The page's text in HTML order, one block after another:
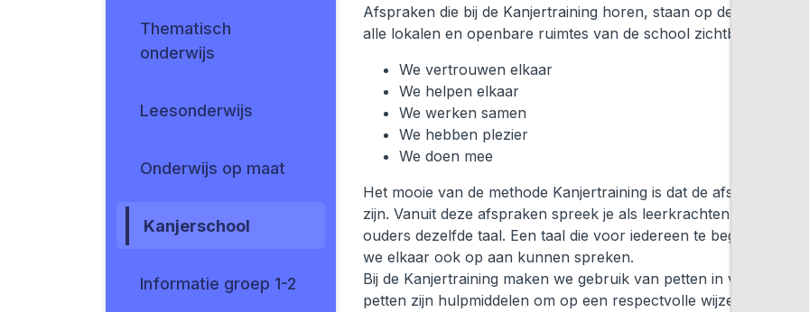
Kennismaking
Thematisch
onderwijs
Leesonderwijs
Onderwijs op maat
Kanjerschool
Informatie groep 1-2
Afspraken die bij de Kanjertraining horen, staan op de posters,
alle lokalen en openbare ruimtes van de school zichtbaar zijn:
We vertrouwen elkaar
We helpen elkaar
We werken samen
We hebben plezier
We doen mee
Het mooie van de methode Kanjertraining is dat de afspraken
zijn. Vanuit deze afspraken spreek je als leerkrachten, kinderen
ouders dezelfde taal. Een taal die voor iedereen te begrijpen is en
we elkaar ook op aan kunnen spreken.
Bij de Kanjertraining maken we gebruik van petten in vier kleuren.
petten zijn hulpmiddelen om op een respectvolle wijze over